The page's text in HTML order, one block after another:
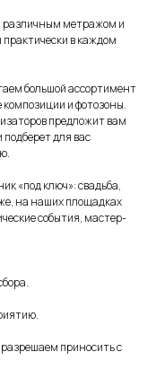
различным метражом и
в каждом
большой ассортимент
и фотозоны.
предложит вам
для вас
«под ключ»: свадьба,
на наших площадках
события, мастер-
приносить с